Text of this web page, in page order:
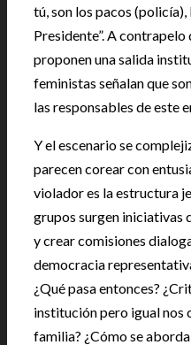
tú, son los pacos (policía),
Presidente”. A contrapelo
proponen una salida
feministas señalan que
las responsables de este
Y el escenario se
parecen corear con
violador es la estructura
grupos surgen
y crear comisiones
democracia
¿Qué pasa entonces?
institución pero igual nos
familia? ¿Cómo se